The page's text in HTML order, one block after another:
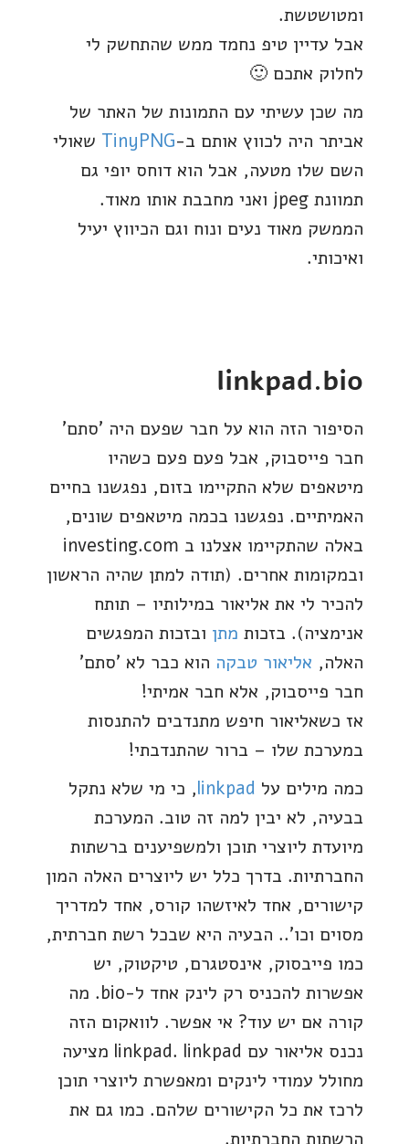
ומטושטשת.
אבל עדיין טיפ נחמד ממש שהתחשק לי
לחלוק אתכם 🙂
מה שכן עשיתי עם התמונות של האתר של
אביתר היה לכווץ אותם ב-TinyPNG שאולי
השם שלו מטעה, אבל הוא דוחס יופי גם
תמוונת jpeg ואני מחבבת אותו מאוד.
הממשק מאוד נעים ונוח וגם הכיווץ יעיל
ואיכותי.
linkpad.bio
הסיפור הזה הוא על חבר שפעם היה 'סתם'
חבר פייסבוק, אבל פעם פעם כשהיו
מיטאפים שלא התקיימו בזום, נפגשנו בחיים
האמיתיים. נפגשנו בכמה מיטאפים שונים,
באלה שהתקיימו אצלנו ב investing.com
ובמקומות אחרים. (תודה למתן שהיה הראשון
להכיר לי את אליאור במילותיו – תותח
אנימציה). בזכות מתן ובזכות המפגשים
האלה, אליאור טבקה הוא כבר לא 'סתם'
חבר פייסבוק, אלא חבר אמיתי!
אז כשאליאור חיפש מתנדבים להתנסות
במערכת שלו – ברור שהתנדבתי!
כמה מילים על linkpad, כי מי שלא נתקל
בבעיה, לא יבין למה זה טוב. המערכת
מיועדת ליוצרי תוכן ולמשפיענים ברשתות
החברתיות. בדרך כלל יש ליוצרים האלה המון
קישורים, אחד לאיזשהו קורס, אחד למדריך
מסוים וכו'.. הבעיה היא שבכל רשת חברתית,
כמו פייבסוק, אינסטגרם, טיקטוק, יש
אפשרות להכניס רק לינק אחד ל-bio. מה
קורה אם יש עוד? אי אפשר. לוואקום הזה
נכנס אליאור עם linkpad. linkpad מציעה
מחולל עמודי לינקים ומאפשרת ליוצרי תוכן
לרכז את כל הקישורים שלהם. כמו גם את